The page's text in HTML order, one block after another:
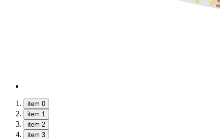
item 0
item 1
item 2
item 3